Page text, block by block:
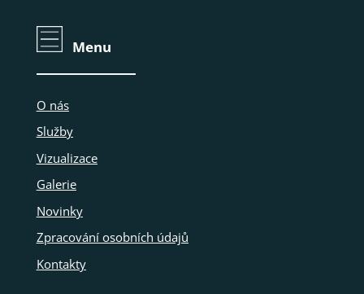
Menu
O nás
Služby
Vizualizace
Galerie
Novinky
Zpracování osobních údajů
Kontakty